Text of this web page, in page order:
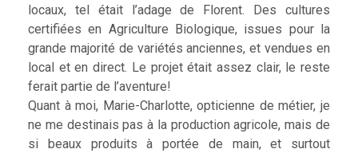
locaux, tel était l’adage de Florent. Des cultures
certifiées en Agriculture Biologique, issues pour la
grande majorité de variétés anciennes, et vendues en
local et en direct. Le projet était assez clair, le reste
ferait partie de l’aventure!
Quant à moi, Marie-Charlotte, opticienne de métier, je
ne me destinais pas à la production agricole, mais de
si beaux produits à portée de main, et surtout